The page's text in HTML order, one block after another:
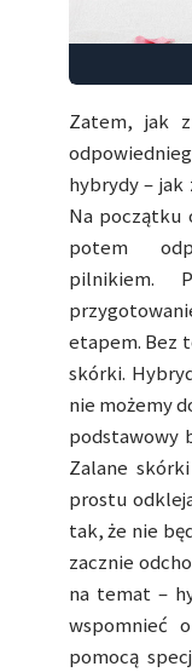
Zatem, jak
hybrydy –
Na początku
potem
pilnikiem.
etapem. Bez
skórki.
nie możemy
podstawowy
Zalane
prostu
tak, że nie
zacznie
na temat –
wspomnieć
pomocą